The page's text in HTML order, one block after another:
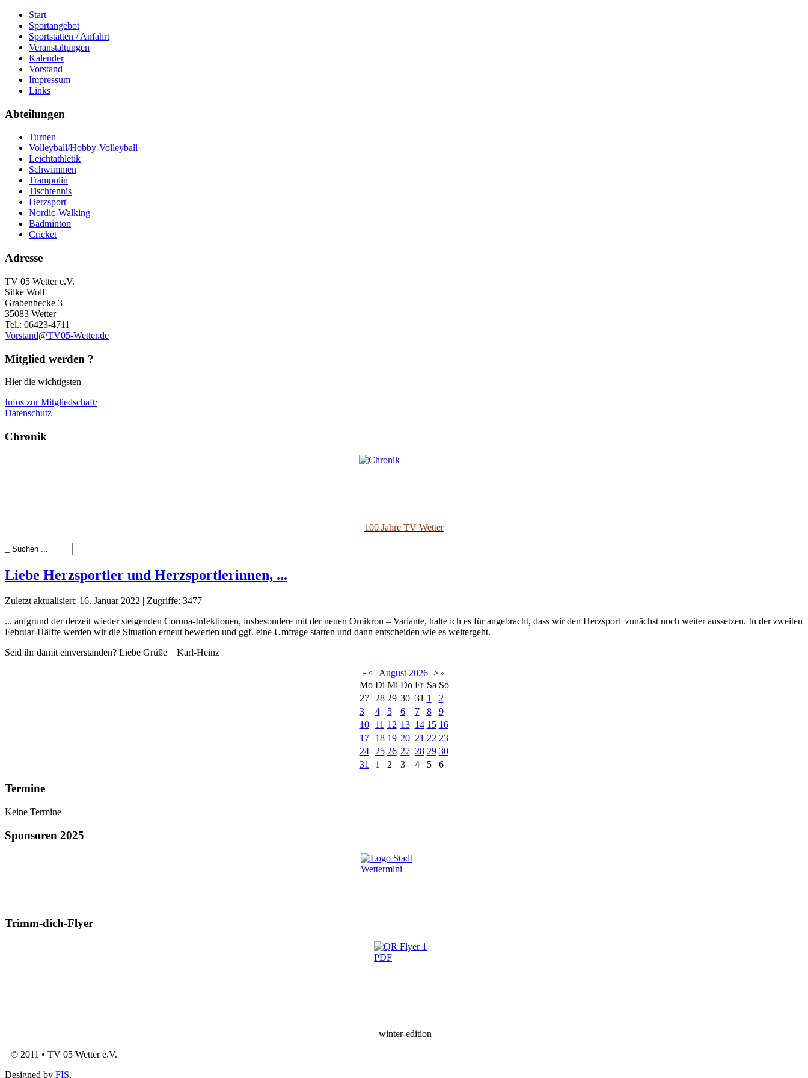
Start
Sportangebot
Sportstätten / Anfahrt
Veranstaltungen
Kalender
Vorstand
Impressum
Links
Abteilungen
Turnen
Volleyball/Hobby-Volleyball
Leichtathletik
Schwimmen
Trampolin
Tischtennis
Herzsport
Nordic-Walking
Badminton
Cricket
Adresse
TV 05 Wetter e.V.
Silke Wolf
Grabenhecke 3
35083 Wetter
Tel.: 06423-4711
Vorstand@TV05-Wetter.de
Mitglied werden ?
Hier die wichtigsten
Infos zur Mitgliedschaft/
Datenschutz
Chronik
100 Jahre TV Wetter
Liebe Herzsportler und Herzsportlerinnen, ...
Zuletzt aktualisiert: 16. Januar 2022 | Zugriffe: 3477
... aufgrund der derzeit wieder steigenden Corona-Infektionen, insbesondere mit der neuen Omikron – Variante, halte ich es für angebracht, dass wir den Herzsport zunächst noch weiter aussetzen. In der zweiten
Februar-Hälfte werden wir die Situation erneut bewerten und ggf. eine Umfrage starten und dann entscheiden wie es weitergeht.
Seid ihr damit einverstanden? Liebe Grüße Karl-Heinz
«< August 2026 >»
Mo Di Mi Do Fr Sa So
27
28 29 30 31 1
2
3
4 5 6 7 8
9
10
11 12 13 14 15 16
17
18 19 20 21 22 23
24
25 26 27 28 29 30
31
1 2 3 4 5 6
Termine
Keine Termine
Sponsoren 2025
Trimm-dich-Flyer
winter-edition
© 2011 • TV 05 Wetter e.V.
Designed by FIS.